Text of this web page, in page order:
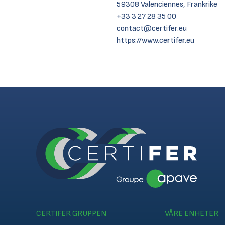
59308 Valenciennes, Frankrike
+33 3 27 28 35 00
contact@certifer.eu
https://www.certifer.eu
CERTIFER GRUPPEN VÅRE ENHETER